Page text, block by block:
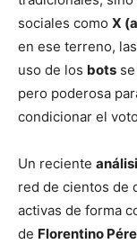
sociales como X
en ese terreno, las
uso de los bots
pero poderosa
condicionar el
Un reciente
red de cientos de
activas de forma
de Florentino